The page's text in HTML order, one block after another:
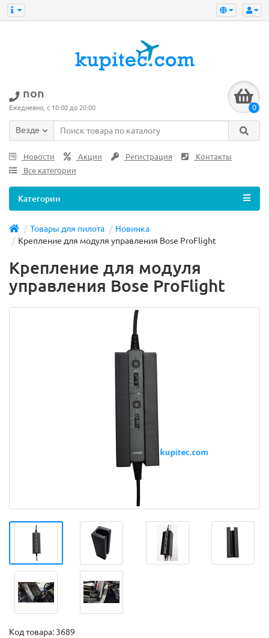
non
Ежедневно, с 10:00 до 20:00 0
Везде
Новости Акции Регистрация
Контакты
Все категории
Категории
Товары для пилота
Новинка
Крепление для модуля управления Bose ProFlight
Крепление для модуля
управления Bose ProFlight
Код товара: 3689